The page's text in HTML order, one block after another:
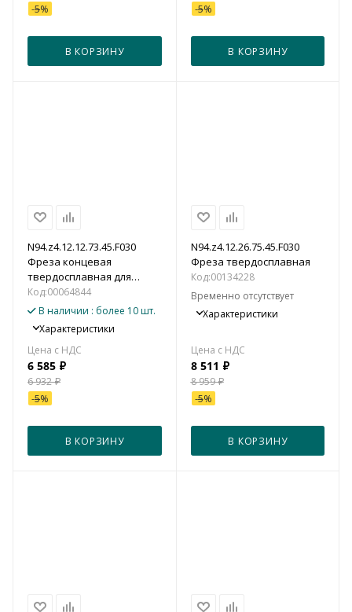
-5%
В КОРЗИНУ
-5%
В КОРЗИНУ
N94.z4.12.12.73.45.F030
Фреза концевая
твердосплавная для
алюминия, цветных
металлов и пластика
Код:00064844
В наличии : более 10 шт.
Характеристики
6 585 ₽
6 932₽
-5%
В КОРЗИНУ
N94.z4.12.26.75.45.F030
Фреза твердосплавная
Код:00134228
Временно отсутствует
Характеристики
8 511 ₽
8 959₽
-5%
В КОРЗИНУ